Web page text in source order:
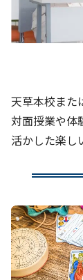
天草本校また
対面授業や体
活かした楽し